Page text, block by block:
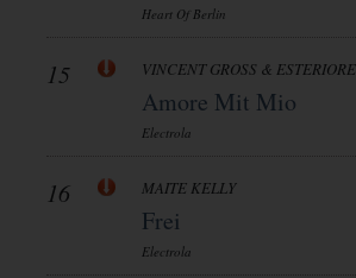
Heart Of Berlin
15 VINCENT GROSS &
Amore Mit Mio
Electrola
16 MAITE KELLY
Frei
Electrola